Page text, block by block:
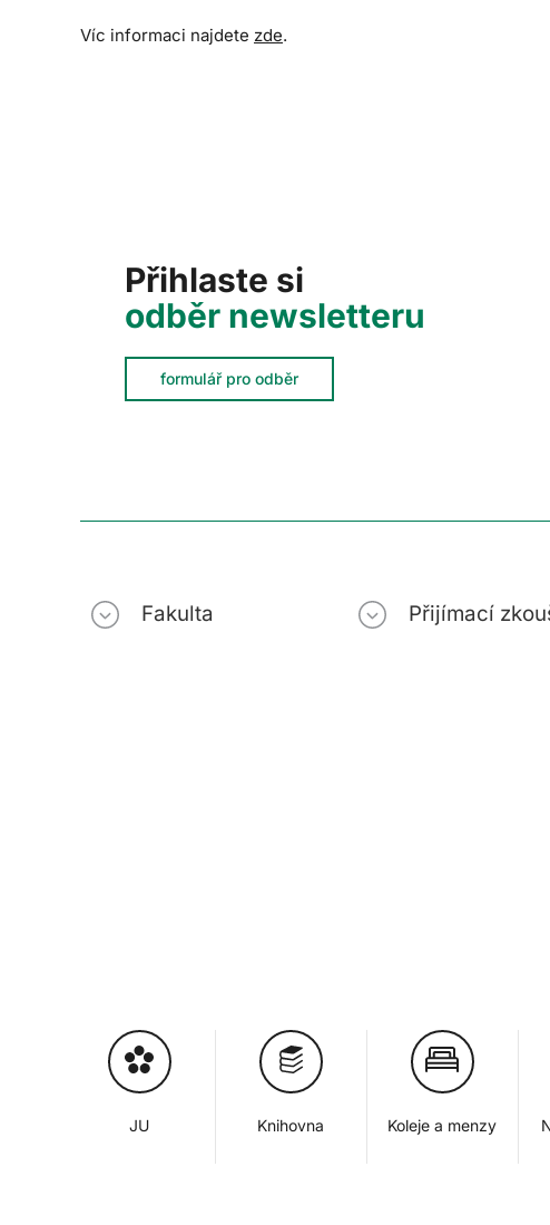
Víc informaci najdete zde.
Přihlaste si
odběr newsletteru
formulář pro odběr
Fakulta Přijímací
JU Knihovna Koleje a menzy